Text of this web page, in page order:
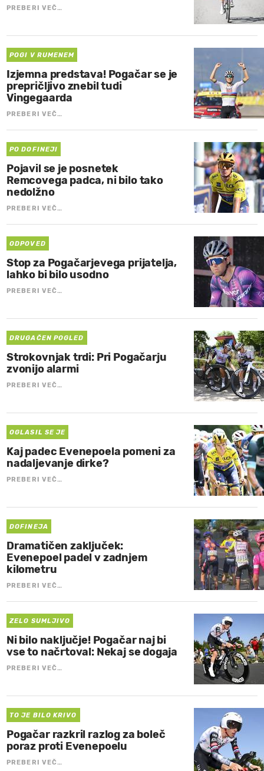
PREBERI VEČ…
POGI V RUMENEM
Izjemna predstava! Pogačar se je
prepričljivo znebil tudi
Vingegaarda
PREBERI VEČ…
PO DOFINEJI
Pojavil se je posnetek
Remcovega padca, ni bilo tako
nedolžno
PREBERI VEČ…
ODPOVED
Stop za Pogačarjevega prijatelja,
lahko bi bilo usodno
PREBERI VEČ…
DRUGAČEN POGLED
Strokovnjak trdi: Pri Pogačarju
zvonijo alarmi
PREBERI VEČ…
OGLASIL SE JE
Kaj padec Evenepoela pomeni za
nadaljevanje dirke?
PREBERI VEČ…
DOFINEJA
Dramatičen zaključek:
Evenepoel padel v zadnjem
kilometru
PREBERI VEČ…
ZELO SUMLJIVO
Ni bilo naključje! Pogačar naj bi
vse to načrtoval: Nekaj se dogaja
PREBERI VEČ…
TO JE BILO KRIVO
Pogačar razkril razlog za boleč
poraz proti Evenepoelu
PREBERI VEČ…